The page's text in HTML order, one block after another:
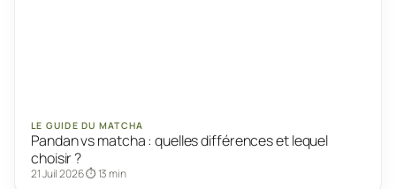
LE GUIDE DU MATCHA
Pandan vs matcha : quelles différences et lequel
choisir ?
21 Juil 2026⏱ 13 min